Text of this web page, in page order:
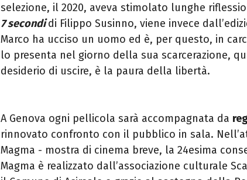
selezione, il 2020, aveva stimolato lunghe
7 secondi di Filippo Susinno, viene invece
Marco ha ucciso un uomo ed è, per questo, in
lo presenta nel giorno della sua scarcerazione,
desiderio di uscire, è la paura della libertà.
A Genova ogni pellicola sarà accompagnata da
rinnovato confronto con il pubblico in sala.
Magma - mostra di cinema breve, la 24esima
Magma è realizzato dall’associazione culturale